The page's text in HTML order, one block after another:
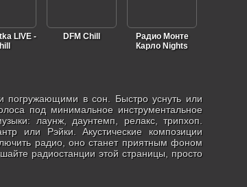
LIVE -
DFM Chill
Радио Монте
Карло Nights
погружающими в сон. Быстро уснуть или
под минимальное инструментальное
лаунж, даунтемп, релакс, трипхоп.
или Рэйки. Акустические композиции
радио, оно станет приятным фоном
радиостанции этой страницы, просто